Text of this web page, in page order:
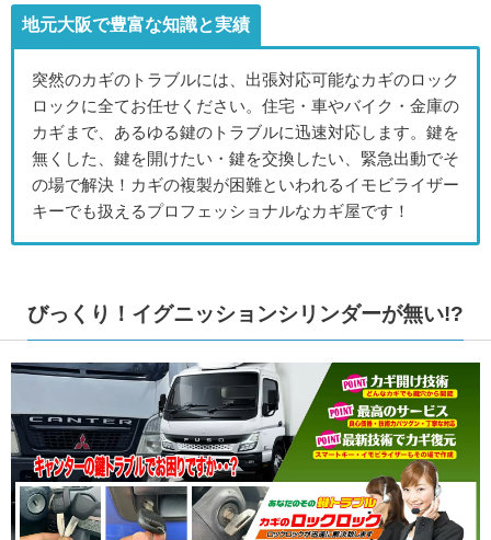
地元大阪で豊富な知識と実績
突然のカギのトラブルには、出張対応可能なカギのロック
ロックに全てお任せください。住宅・車やバイク・金庫の
カギまで、あるゆる鍵のトラブルに迅速対応します。鍵を
無くした、鍵を開けたい・鍵を交換したい、緊急出動でそ
の場で解決！カギの複製が困難といわれるイモビライザー
キーでも扱えるプロフェッショナルなカギ屋です！
びっくり！イグニッションシリンダーが無い!?